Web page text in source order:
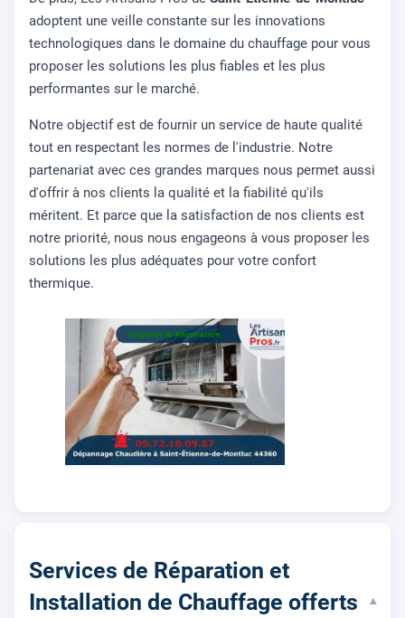
adoptent une veille constante sur les innovations
technologiques dans le domaine du chauffage pour vous
proposer les solutions les plus fiables et les plus
performantes sur le marché.
Notre objectif est de fournir un service de haute qualité
tout en respectant les normes de l'industrie. Notre
partenariat avec ces grandes marques nous permet aussi
d'offrir à nos clients la qualité et la fiabilité qu'ils
méritent. Et parce que la satisfaction de nos clients est
notre priorité, nous nous engageons à vous proposer les
solutions les plus adéquates pour votre confort
thermique.
Services de Réparation et
Installation de Chauffage offerts
▾